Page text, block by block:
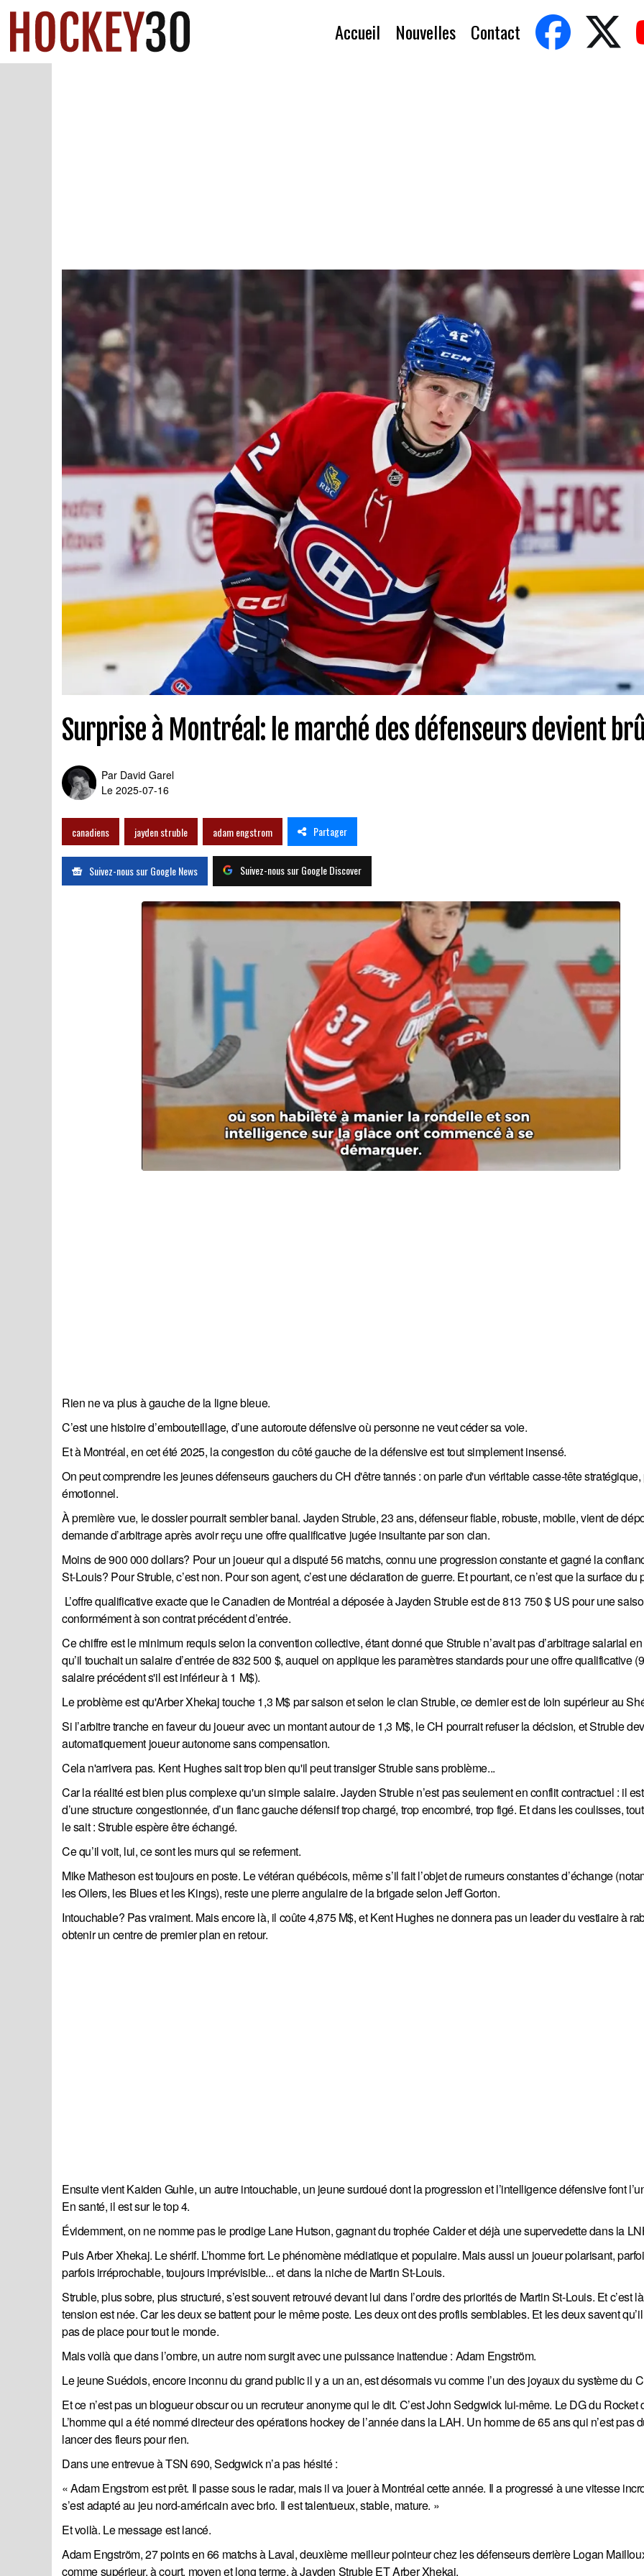
Accueil Nouvelles Contact
Surprise à Montréal: le marché des défenseurs devient
Par David Garel
Le 2025-07-16
canadiens jayden struble adam engstrom Partager
Suivez-nous sur Google News Suivez-nous sur Google Discover
Rien ne va plus à gauche de la ligne bleue.
C’est une histoire d’embouteillage, d’une autoroute défensive où personne ne veut céder sa voie.
Et à Montréal, en cet été 2025, la congestion du côté gauche de la défensive est tout simplement insensé.
On peut comprendre les jeunes défenseurs gauchers du CH d'être tannés : on parle d'un véritable casse-tête
émotionnel.
À première vue, le dossier pourrait sembler banal. Jayden Struble, 23 ans, défenseur fiable, robuste, mobile, vient de
demande d’arbitrage après avoir reçu une offre qualificative jugée insultante par son clan.
Moins de 900 000 dollars? Pour un joueur qui a disputé 56 matchs, connu une progression constante et gagné la
St-Louis? Pour Struble, c’est non. Pour son agent, c’est une déclaration de guerre. Et pourtant, ce n’est que la surface du
L’offre qualificative exacte que le Canadien de Montréal a déposée à Jayden Struble est de 813 750 $ US pour une
conformément à son contrat précédent d’entrée.
Ce chiffre est le minimum requis selon la convention collective, étant donné que Struble n’avait pas d’arbitrage salarial
qu’il touchait un salaire d’entrée de 832 500 $, auquel on applique les paramètres standards pour une offre qualificative
salaire précédent s'il est inférieur à 1 M$).
Le problème est qu'Arber Xhekaj touche 1,3 M$ par saison et selon le clan Struble, ce dernier est de loin supérieur au
Si l’arbitre tranche en faveur du joueur avec un montant autour de 1,3 M$, le CH pourrait refuser la décision, et Struble
automatiquement joueur autonome sans compensation.
Cela n'arrivera pas. Kent Hughes sait trop bien qu'il peut transiger Struble sans problème...
Car la réalité est bien plus complexe qu'un simple salaire. Jayden Struble n’est pas seulement en conflit contractuel : il
d’une structure congestionnée, d’un flanc gauche défensif trop chargé, trop encombré, trop figé. Et dans les coulisses,
le sait : Struble espère être échangé.
Ce qu’il voit, lui, ce sont les murs qui se referment.
Mike Matheson est toujours en poste. Le vétéran québécois, même s’il fait l’objet de rumeurs constantes d’échange
les Oilers, les Blues et les Kings), reste une pierre angulaire de la brigade selon Jeff Gorton.
Intouchable? Pas vraiment. Mais encore là, il coûte 4,875 M$, et Kent Hughes ne donnera pas un leader du vestiaire à
obtenir un centre de premier plan en retour.
Ensuite vient Kaiden Guhle, un autre intouchable, un jeune surdoué dont la progression et l’intelligence défensive font
En santé, il est sur le top 4.
Évidemment, on ne nomme pas le prodige Lane Hutson, gagnant du trophée Calder et déjà une supervedette dans la
Puis Arber Xhekaj. Le shérif. L’homme fort. Le phénomène médiatique et populaire. Mais aussi un joueur polarisant,
parfois irréprochable, toujours imprévisible... et dans la niche de Martin St-Louis.
Struble, plus sobre, plus structuré, s’est souvent retrouvé devant lui dans l’ordre des priorités de Martin St-Louis. Et c’est
tension est née. Car les deux se battent pour le même poste. Les deux ont des profils semblables. Et les deux savent qu’il
pas de place pour tout le monde.
Mais voilà que dans l’ombre, un autre nom surgit avec une puissance inattendue : Adam Engström.
Le jeune Suédois, encore inconnu du grand public il y a un an, est désormais vu comme l’un des joyaux du système du
Et ce n’est pas un blogueur obscur ou un recruteur anonyme qui le dit. C’est John Sedgwick lui-même. Le DG du Rocket
L’homme qui a été nommé directeur des opérations hockey de l’année dans la LAH. Un homme de 65 ans qui n’est pas
lancer des fleurs pour rien.
Dans une entrevue à TSN 690, Sedgwick n’a pas hésité :
« Adam Engstrom est prêt. Il passe sous le radar, mais il va jouer à Montréal cette année. Il a progressé à une vitesse
s’est adapté au jeu nord-américain avec brio. Il est talentueux, stable, mature. »
Et voilà. Le message est lancé.
Adam Engström, 27 points en 66 matchs à Laval, deuxième meilleur pointeur chez les défenseurs derrière Logan
comme supérieur, à court, moyen et long terme, à Jayden Struble ET Arber Xhekaj.